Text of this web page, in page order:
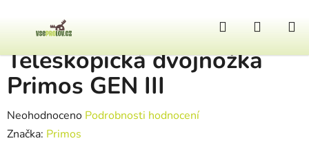
Hledat
Domů
Teleskopická dvojnožka
Primos GEN III
Průměrné hodnocení produktu je 0,0 z 5 hvězdiček.
Neohodnoceno Podrobnosti hodnocení
Značka: Primos